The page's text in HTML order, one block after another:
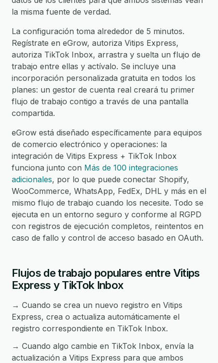
la misma fuente de verdad.
La configuración toma alrededor de 5 minutos.
Regístrate en eGrow, autoriza Vitips Express,
autoriza TikTok Inbox, arrastra y suelta un flujo de
trabajo entre ellas y actívalo. Se incluye una
incorporación personalizada gratuita en todos los
planes: un gestor de cuenta real creará tu primer
flujo de trabajo contigo a través de una pantalla
compartida.
eGrow está diseñado específicamente para equipos
de comercio electrónico y operaciones: la
integración de Vitips Express + TikTok Inbox
funciona junto con Más de 100 integraciones
adicionales, por lo que puede conectar Shopify,
WooCommerce, WhatsApp, FedEx, DHL y más en el
mismo flujo de trabajo cuando los necesite. Todo se
ejecuta en un entorno seguro y conforme al RGPD
con registros de ejecución completos, reintentos en
caso de fallo y control de acceso basado en OAuth.
Flujos de trabajo populares entre Vitips
Express y TikTok Inbox
→ Cuando se crea un nuevo registro en Vitips
Express, crea o actualiza automáticamente el
registro correspondiente en TikTok Inbox.
→ Cuando algo cambie en TikTok Inbox, envía la
actualización a Vitips Express para que ambos